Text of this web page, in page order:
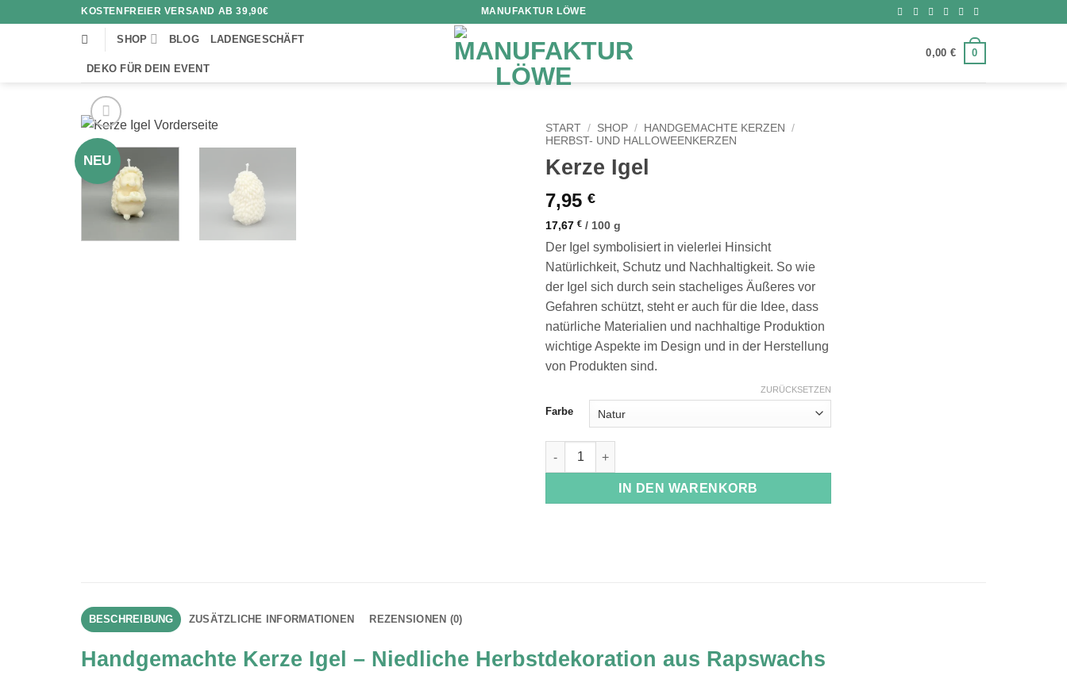
KOSTENFREIER VERSAND AB 39,90€ MANUFAKTUR LÖWE
SHOP BLOG LADENGESCHÄFT
DEKO FÜR DEIN EVENT
0,00 € 0
NEU
START / SHOP / HANDGEMACHTE KERZEN
/
HERBST- UND HALLOWEENKERZEN
Kerze Igel
7,95 €
17,67 € / 100 g
Der Igel symbolisiert in vielerlei Hinsicht
Natürlichkeit, Schutz und Nachhaltigkeit. So wie
der Igel sich durch sein stacheliges Äußeres vor
Gefahren schützt, steht er auch für die Idee, dass
natürliche Materialien und nachhaltige Produktion
wichtige Aspekte im Design und in der Herstellung
von Produkten sind.
Farbe
ZURÜCKSETZEN
Kerze Igel Menge
IN DEN WARENKORB
BESCHREIBUNG ZUSÄTZLICHE INFORMATIONEN REZENSIONEN (0)
Handgemachte Kerze Igel – Niedliche Herbstdekoration aus Rapswachs